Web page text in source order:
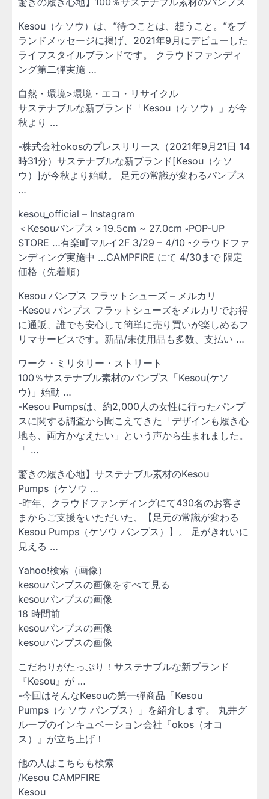
Kesou（ケソウ）は、”待つことは、想うこと。”をブ
ランドメッセージに掲げ、2021年9月にデビューした
ライフスタイルブランドです。 クラウドファンディ
ング第二弾実施 …
自然・環境>環境・エコ・リサイクル
サステナブルな新ブランド「Kesou（ケソウ）」が今
秋より …
-株式会社okosのプレスリリース（2021年9月21日 14
時31分）サステナブルな新ブランド[Kesou（ケソ
ウ）]が今秋より始動。 足元の常識が変わるパンプス
…
kesou_official – Instagram
＜Kesouパンプス＞19.5cm ~ 27.0cm⁡ ▫️POP-UP
STORE …有楽町マルイ2F 3/29 – 4/10 ▫️クラウドファ
ンディング実施中 …CAMPFIRE にて 4/30まで 限定
価格（先着順）
Kesou パンプス フラットシューズ – メルカリ
-Kesou パンプス フラットシューズをメルカリでお得
に通販、誰でも安心して簡単に売り買いが楽しめるフ
リマサービスです。新品/未使用品も多数、支払い …
ワーク・ミリタリー・ストリート
100％サステナブル素材のパンプス「Kesou(ケソ
ウ)」始動 …
-Kesou Pumpsは、約2,000人の女性に行ったパンプ
スに関する調査から聞こえてきた「デザインも履き心
地も、両方かなえたい」という声から生まれました。
「 …
驚きの履き心地】サステナブル素材のKesou
Pumps（ケソウ …
-昨年、クラウドファンディングにて430名のお客さ
まからご支援をいただいた、【足元の常識が変わる
Kesou Pumps（ケソウ パンプス）】。 足がきれいに
見える …
Yahoo!検索（画像）
kesouパンプスの画像をすべて見る
kesouパンプスの画像
18 時間前
kesouパンプスの画像
kesouパンプスの画像
こだわりがたっぷり！サステナブルな新ブランド
『Kesou』が …
-今回はそんなKesouの第一弾商品「Kesou
Pumps（ケソウ パンプス）」を紹介します。 丸井グ
ループのインキュベーション会社『okos（オコ
ス）』が立ち上げ！
他の人はこちらも検索
/Kesou CAMPFIRE
Kesou